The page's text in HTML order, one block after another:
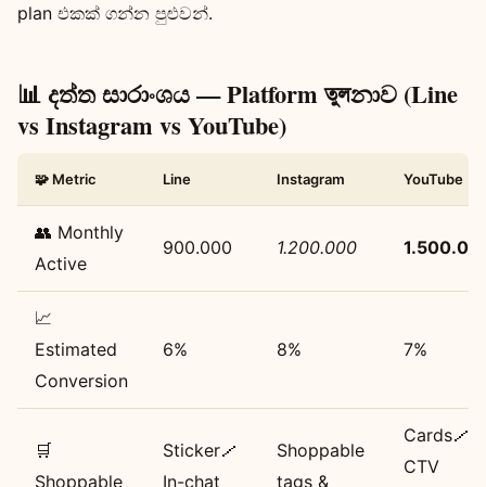
plan එකක් ගන්න පුළුවන්.
📊 දත්ත සාරාංශය — Platform তুলනාව (Line
vs Instagram vs YouTube)
🧩 Metric Line Instagram YouTube
👥 Monthly
Active
900.000 1.200.000
📈
Estimated
Conversion
6% 8% 7%
🛒
Shoppable
Sticker／
In-chat
Shoppable
tags &
Cards／
CTV